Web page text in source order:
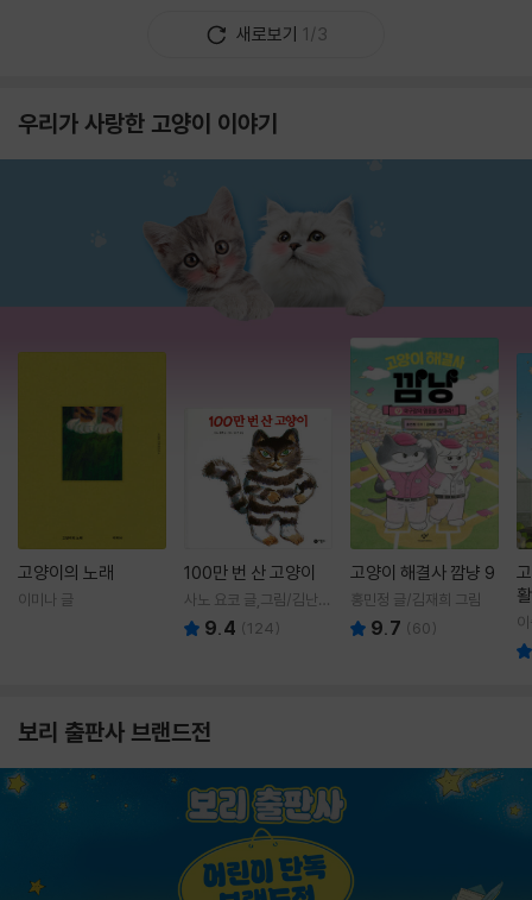
새로보기 1/3
우리가 사랑한 고양이 이야기
고양이의 노래
이미나 글
100만 번 산 고양이
사노 요코 글,그림/김난주
역 9.4 (124)
고양이 해결사 깜냥 9
홍민정 글/김재희 그림
9.7 (60)
보리 출판사 브랜드전